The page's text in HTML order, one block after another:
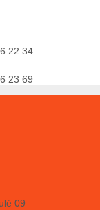
22 34
23 69
09